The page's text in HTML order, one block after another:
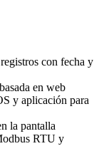
con fecha y
en web
y aplicación para
la pantalla
RTU y